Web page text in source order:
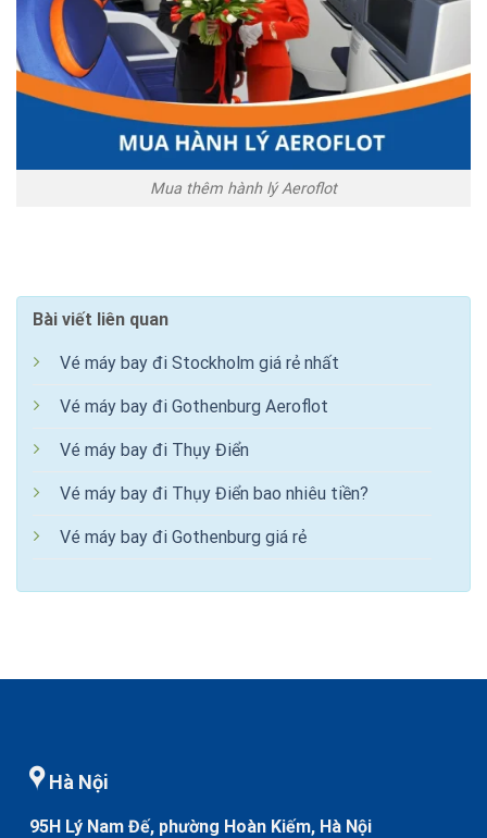
Mua thêm hành lý Aeroflot
Bài viết liên quan
Vé máy bay đi Stockholm giá rẻ nhất
Vé máy bay đi Gothenburg Aeroflot
Vé máy bay đi Thụy Điển
Vé máy bay đi Thụy Điển bao nhiêu tiền?
Vé máy bay đi Gothenburg giá rẻ
Hà Nội
95H Lý Nam Đế, phường Hoàn Kiếm, Hà Nội